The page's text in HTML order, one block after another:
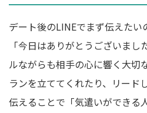
デート後のLINEでまず伝えたい
「今日はありがとうございま
ルながらも相手の心に響く大切
ランを立ててくれたり、リード
伝えることで「気遣いができる